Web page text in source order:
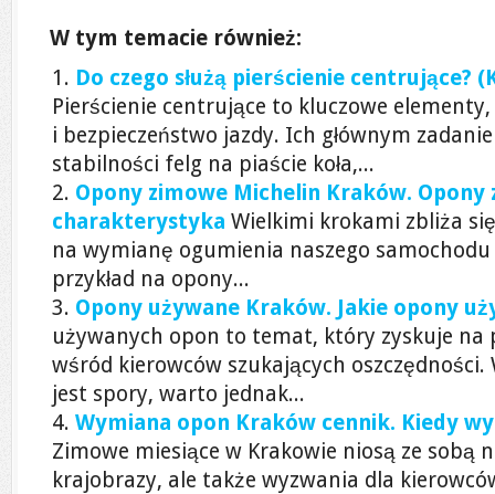
W tym temacie również:
Do czego służą pierścienie centrujące?
Pierścienie centrujące to kluczowe
i bezpieczeństwo jazdy. Ich głównym
stabilności felg na piaście koła,...
Opony zimowe Michelin Kraków. Opony
charakterystyka Wielkimi krokami zbliża
na wymianę ogumienia naszego
przykład na opony...
Opony używane Kraków. Jakie opony
używanych opon to temat, który zyskuje na
wśród kierowców szukających oszczędności.
jest spory, warto jednak...
Wymiana opon Kraków cennik. Kiedy
Zimowe miesiące w Krakowie niosą ze sobą
krajobrazy, ale także wyzwania dla